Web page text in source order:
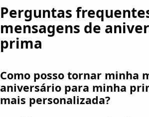
Perguntas
mensagens de
prima
Como posso tornar minha
aniversário para minha
mais personalizada?